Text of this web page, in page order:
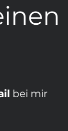
bei mir